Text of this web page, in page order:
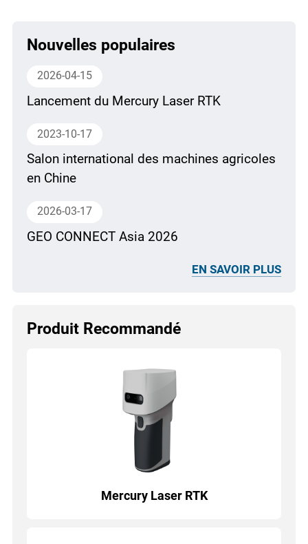
Nouvelles populaires
2026-04-15
Lancement du Mercury Laser RTK
2023-10-17
Salon international des machines agricoles
en Chine
2026-03-17
GEO CONNECT Asia 2026
EN SAVOIR PLUS
Produit Recommandé
Mercury Laser RTK